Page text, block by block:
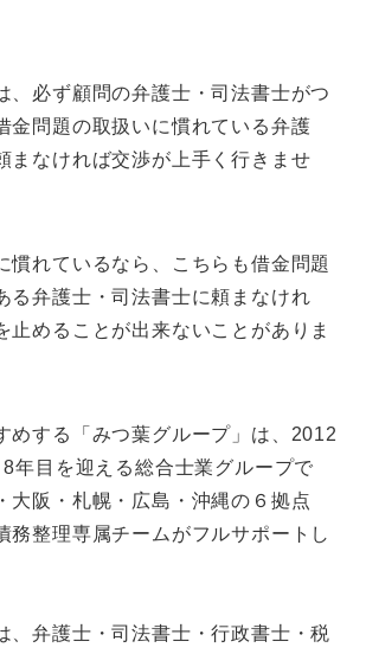
、必ず顧問の弁護士・司法書士がつ
金問題の取扱いに慣れている弁護
まなければ交渉が上手く行きませ
慣れているなら、こちらも借金問題
る弁護士・司法書士に頼まなけれ
止めることが出来ないことがありま
めする「みつ葉グループ」は、2012
年目を迎える総合士業グループで
大阪・札幌・広島・沖縄の６拠点
務整理専属チームがフルサポートし
、弁護士・司法書士・行政書士・税